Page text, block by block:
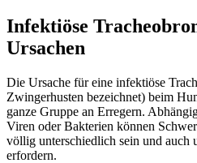
Infektiöse
Ursachen
Die Ursache für eine infektiöse
Zwingerhusten bezeichnet) beim
ganze Gruppe an Erregern.
Viren oder Bakterien können
völlig unterschiedlich sein und auch
erfordern.